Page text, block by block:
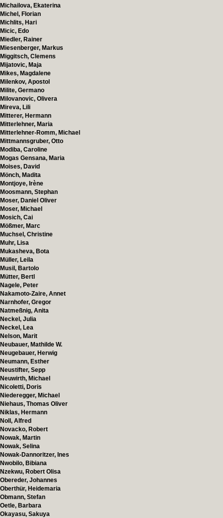
Michailova, Ekaterina
Michel, Florian
Michlits, Hari
Micic, Edo
Miedler, Rainer
Miesenberger, Markus
Miggitsch, Clemens
Mijatovic, Maja
Mikes, Magdalene
Milenkov, Apostol
Milite, Germano
Milovanovic, Olivera
Mireva, Lili
Mitterer, Hermann
Mitterlehner, Maria
Mitterlehner-Romm, Michael
Mittmannsgruber, Otto
Modiba, Caroline
Mogas Gensana, Maria
Moises, David
Mönch, Madita
Montjoye, Irène
Moosmann, Stephan
Moser, Daniel Oliver
Moser, Michael
Mosich, Cai
Mößmer, Marc
Muchsel, Christine
Muhr, Lisa
Mukasheva, Bota
Müller, Leila
Musil, Bartolo
Mütter, Bertl
Nagele, Peter
Nakamoto-Zaire, Annet
Narnhofer, Gregor
Natmeßnig, Anita
Neckel, Julia
Neckel, Lea
Nelson, Marit
Neubauer, Mathilde W.
Neugebauer, Herwig
Neumann, Esther
Neustifter, Sepp
Neuwirth, Michael
Nicoletti, Doris
Niederegger, Michael
Niehaus, Thomas Oliver
Niklas, Hermann
Noll, Alfred
Novacko, Robert
Nowak, Martin
Nowak, Selina
Nowak-Dannoritzer, Ines
Nwobilo, Bibiana
Nzekwu, Robert Olisa
Obereder, Johannes
Oberthür, Heidemaria
Obmann, Stefan
Oetle, Barbara
Okayasu, Sakuya